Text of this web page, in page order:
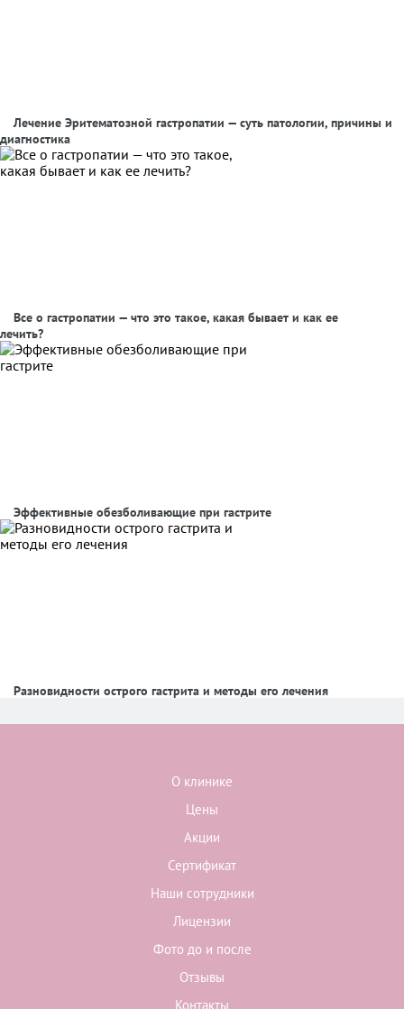
Лечение Эритематозной гастропатии — суть патологии, причины и
диагностика
Все о гастропатии — что это такое, какая бывает и как ее
лечить?
Эффективные обезболивающие при гастрите
Разновидности острого гастрита и методы его лечения
О клинике
Цены
Акции
Сертификат
Наши сотрудники
Лицензии
Фото до и после
Отзывы
Контакты